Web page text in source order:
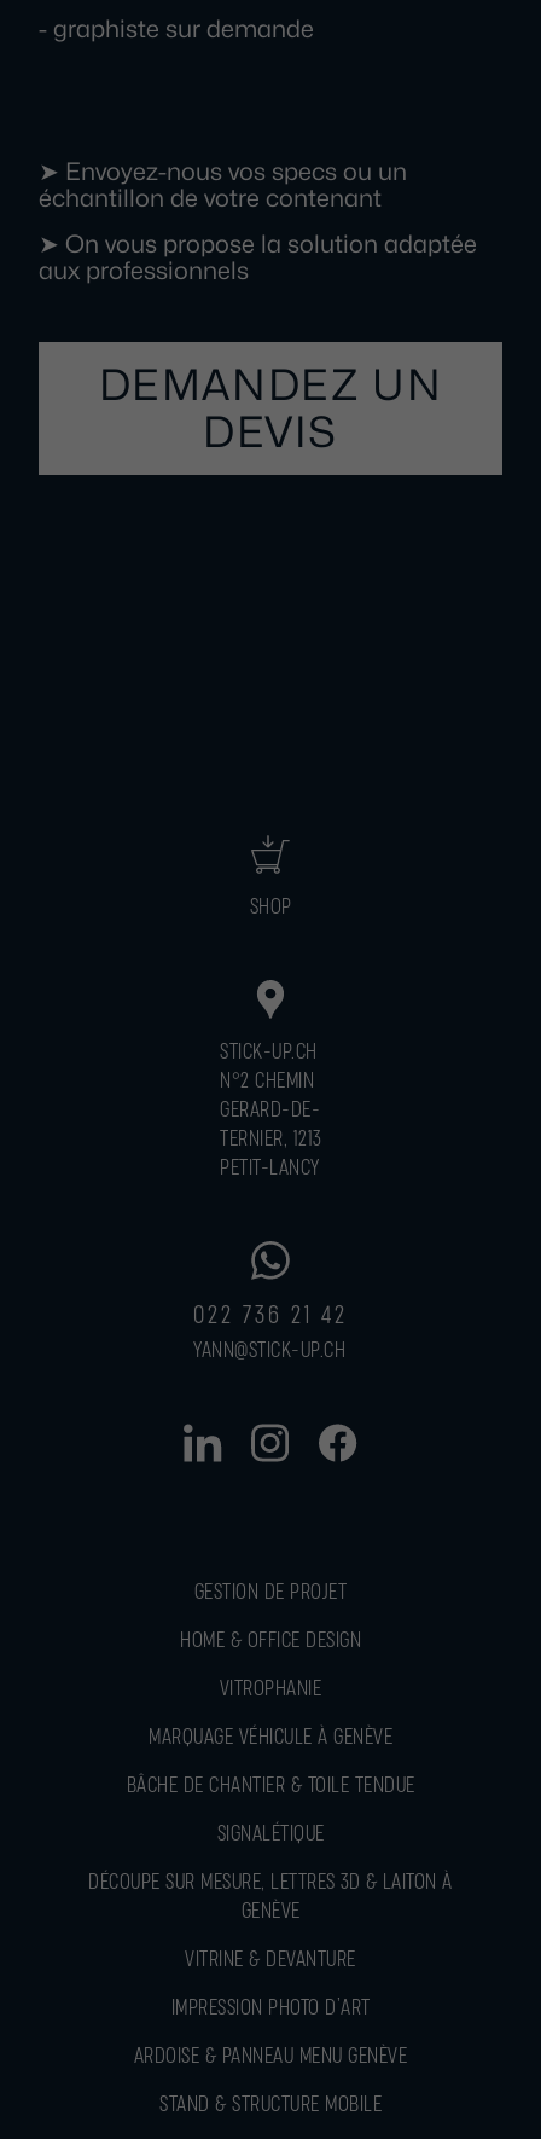
- graphiste sur demande
➤ Envoyez-nous vos specs ou un
échantillon de votre contenant
➤ On vous propose la solution adaptée
aux professionnels
DEMANDEZ UN
DEVIS
SHOP
STICK-UP.CH
N°2 CHEMIN
GERARD-DE-
TERNIER, 1213
PETIT-LANCY
022 736 21 42
YANN@STICK-UP.CH
GESTION DE PROJET
HOME & OFFICE DESIGN
VITROPHANIE
MARQUAGE VÉHICULE À GENÈVE
BÂCHE DE CHANTIER & TOILE TENDUE
SIGNALÉTIQUE
DÉCOUPE SUR MESURE, LETTRES 3D & LAITON À
GENÈVE
VITRINE & DEVANTURE
IMPRESSION PHOTO D’ART
ARDOISE & PANNEAU MENU GENÈVE
STAND & STRUCTURE MOBILE